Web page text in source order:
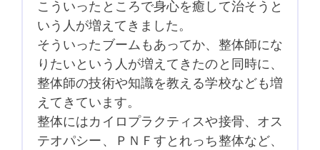
こういったところで身心を癒して治そうと
いう人が増えてきました。
そういったブームもあってか、整体師にな
りたいという人が増えてきたのと同時に、
整体師の技術や知識を教える学校なども増
えてきています。
整体にはカイロプラクティスや接骨、オス
テオパシー、ＰＮＦすとれっち整体など、